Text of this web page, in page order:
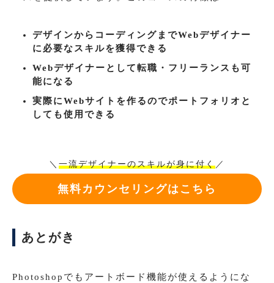
デザインからコーディングまでWebデザイナー
に必要なスキルを獲得できる
Webデザイナーとして転職・フリーランスも可
能になる
実際にWebサイトを作るのでポートフォリオと
しても使用できる
＼ 一流デザイナーのスキルが身に付く／
無料カウンセリングはこちら
あとがき
Photoshopでもアートボード機能が使えるようにな